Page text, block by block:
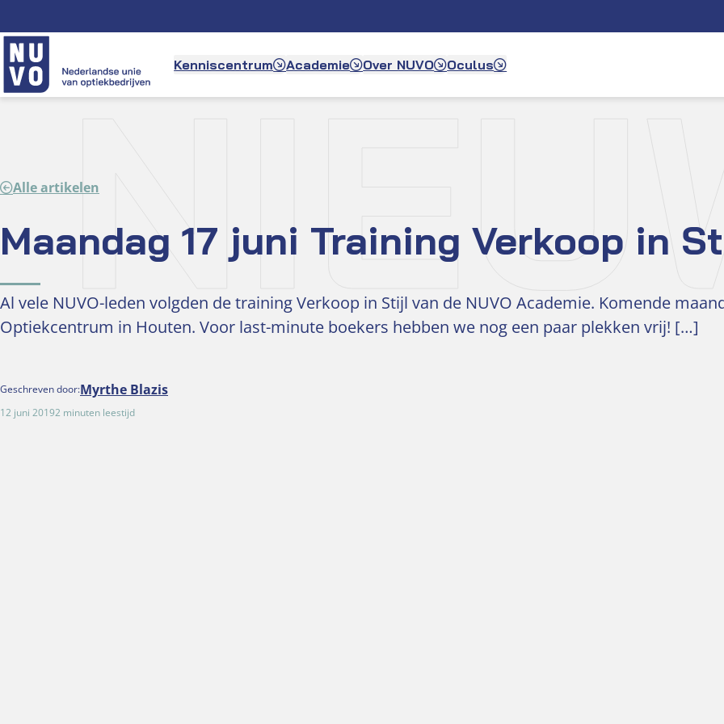
naar
de
inhoud
Kenniscentrum Academie Over NUVO Oculus
Alle artikelen
Maandag 17 juni Training Verkoop in
Al vele NUVO-leden volgden de training Verkoop in Stijl van de NUVO Academie. Komende
Optiekcentrum in Houten. Voor last-minute boekers hebben we nog een paar plekken vrij! […]
Geschreven door:Myrthe Blazis
12 juni 20192 minuten leestijd